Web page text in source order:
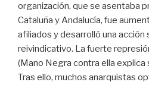
organización, que se asentaba
Cataluña y Andalucía, fue
afiliados y desarrolló una acción
reivindicativo. La fuerte
(Mano Negra contra ella explica
Tras ello, muchos anarquistas